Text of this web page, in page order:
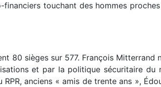
touchant des hommes
80 sièges sur 577. François Mitterrand
et par la politique sécuritaire du
anciens « amis de trente ans »,